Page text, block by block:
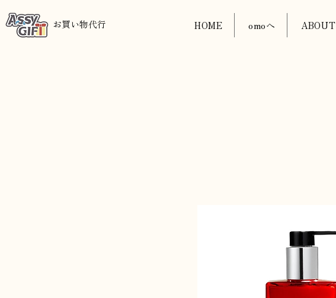
​お買い物代行 HOME omoへ ABOUT